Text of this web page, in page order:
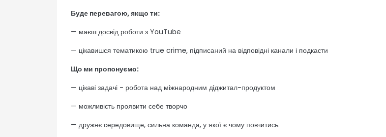
Буде перевагою, якщо ти:
— маєш досвід роботи з YouTube
— цікавишся тематикою true crime, підписаний на відповідні канали і подкасти
Що ми пропонуємо:
— цікаві задачі - робота над міжнародним діджитал-продуктом
— можливість проявити себе творчо
— дружнє середовище, сильна команда, у якої є чому повчитись